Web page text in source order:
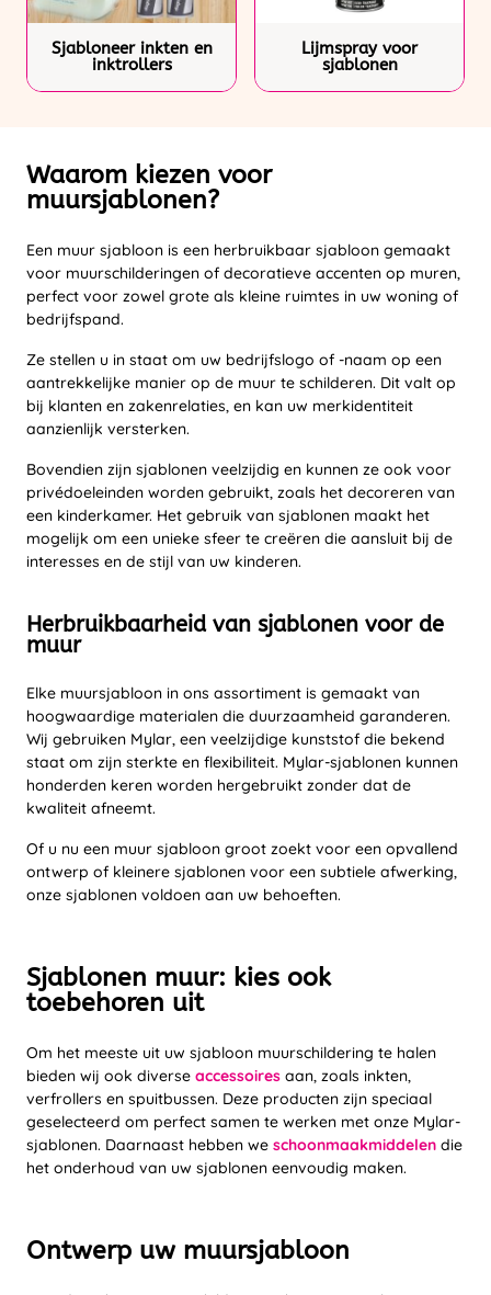
Sjabloneer inkten en
inktrollers
Lijmspray voor
sjablonen
Waarom kiezen voor
muursjablonen?
Een muur sjabloon is een herbruikbaar sjabloon gemaakt
voor muurschilderingen of decoratieve accenten op muren,
perfect voor zowel grote als kleine ruimtes in uw woning of
bedrijfspand.
Ze stellen u in staat om uw bedrijfslogo of -naam op een
aantrekkelijke manier op de muur te schilderen. Dit valt op
bij klanten en zakenrelaties, en kan uw merkidentiteit
aanzienlijk versterken.
Bovendien zijn sjablonen veelzijdig en kunnen ze ook voor
privédoeleinden worden gebruikt, zoals het decoreren van
een kinderkamer. Het gebruik van sjablonen maakt het
mogelijk om een unieke sfeer te creëren die aansluit bij de
interesses en de stijl van uw kinderen.
Herbruikbaarheid van sjablonen voor de
muur
Elke muursjabloon in ons assortiment is gemaakt van
hoogwaardige materialen die duurzaamheid garanderen.
Wij gebruiken Mylar, een veelzijdige kunststof die bekend
staat om zijn sterkte en flexibiliteit. Mylar-sjablonen kunnen
honderden keren worden hergebruikt zonder dat de
kwaliteit afneemt.
Of u nu een muur sjabloon groot zoekt voor een opvallend
ontwerp of kleinere sjablonen voor een subtiele afwerking,
onze sjablonen voldoen aan uw behoeften.
Sjablonen muur: kies ook
toebehoren uit
Om het meeste uit uw sjabloon muurschildering te halen
bieden wij ook diverse accessoires aan, zoals inkten,
verfrollers en spuitbussen. Deze producten zijn speciaal
geselecteerd om perfect samen te werken met onze Mylar-
sjablonen. Daarnaast hebben we schoonmaakmiddelen die
het onderhoud van uw sjablonen eenvoudig maken.
Ontwerp uw muursjabloon